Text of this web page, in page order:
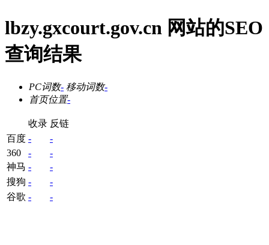
lbzy.gxcourt.gov.cn 网站的SEO
查询结果
PC词数- 移动词数-
首页位置-
收录 反链
百度 -
-
360
-
-
神马 -
-
搜狗 -
-
谷歌 - -